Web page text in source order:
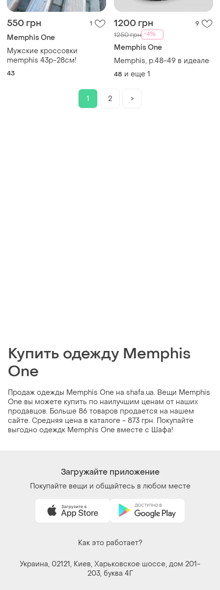
550 грн 1
Memphis One
Мужские кроссовки
memphis 43р-28см!
43
1200 грн 9
1250 грн -4%
Memphis One
Memphis, р.48-49 в идеале
48 и еще 1
1 2 >
Купить одежду Memphis
One
Продаж одежды Memphis One на shafa.ua. Вещи Memphis
One вы можете купить по наилучшим ценам от наших
продавцов. Больше 86 товаров продается на нашем
сайте. Средняя цена в каталоге - 873 грн. Покупайте
выгодно одеждк Memphis One вместе с Шафа!
Загружайте приложение
Покупайте вещи и общайтесь в любом месте
Как это работает?
Украина, 02121, Киев, Харьковское шоссе, дом 201-
203, буква 4Г